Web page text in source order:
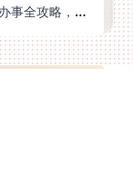
探花在比利时用不了怎么办？海外党追剧办事全攻略，选对加速器就够了